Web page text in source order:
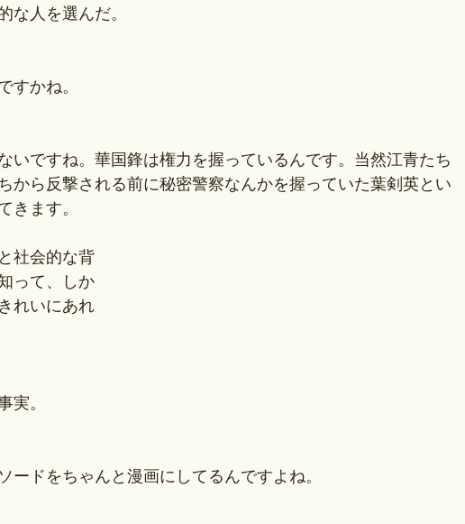
な人を選んだ。
すかね。
いですね。華国鋒は権力を握っているんです。当然江青たち
から反撃される前に秘密警察なんかを握っていた葉剣英とい
きます。
社会的な背
って、しか
れいにあれ
実。
ードをちゃんと漫画にしてるんですよね。